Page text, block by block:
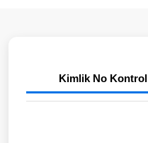
Kimlik No Kontrol